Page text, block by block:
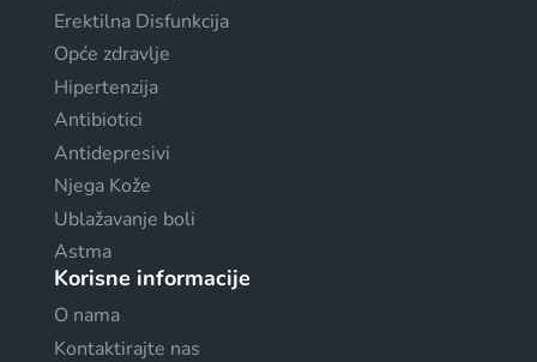
Erektilna Disfunkcija
Opće zdravlje
Hipertenzija
Antibiotici
Antidepresivi
Njega Kože
Ublažavanje boli
Astma
Korisne informacije
O nama
Kontaktirajte nas